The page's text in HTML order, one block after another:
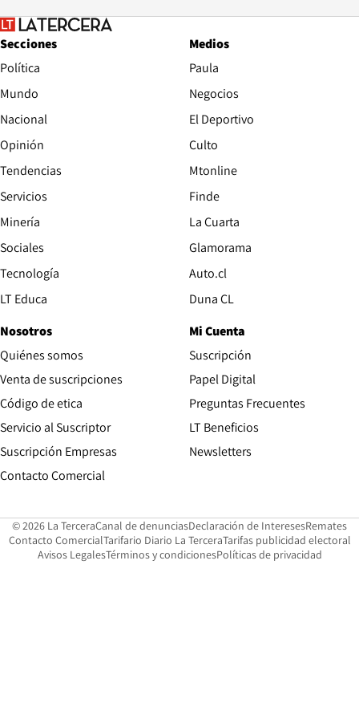
Secciones
Política
Mundo
Nacional
Opinión
Tendencias
Servicios
Minería
Sociales
Tecnología
LT Educa
Medios
Paula
Negocios
El Deportivo
Culto
Mtonline
Finde
La Cuarta
Glamorama
Auto.cl
Duna CL
Nosotros
Quiénes somos
Venta de suscripciones
Código de etica Opens in new window
Servicio al Suscriptor
Suscripción Empresas
Contacto Comercial
Mi Cuenta
Suscripción
Papel Digital
Preguntas Frecuentes
LT Beneficios
Newsletters
© 2026 La TerceraCanal de denunciasOpens in new window
Declaración de InteresesOpens in
Remates
Contacto ComercialOpens in new window
Tarifario Diario La TerceraOpens in new window
Tarifas publicidad electoral
Avisos LegalesOpens in new window
Términos y condicionesPolíticas de privacidad